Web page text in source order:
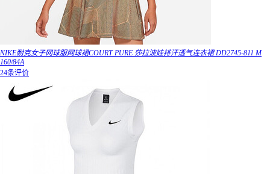
NIKE耐克女子网球服网球裙COURT PURE 莎拉波娃排汗透气连衣裙 DD2745-811 M
160/84A
24条评价